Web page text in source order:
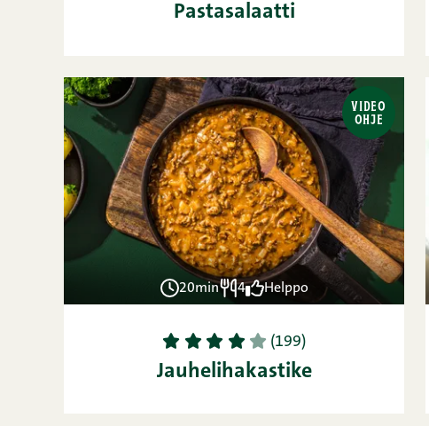
Pastasalaatti
VIDEO
OHJE
20min 4 Helppo
1 2 3 4 5 (199)
Jauhelihakastike